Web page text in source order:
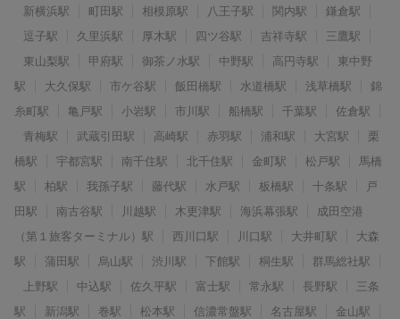
新横浜駅
町田駅 相模原駅 八王子駅 関内駅
鎌倉駅
逗子駅
久里浜駅 厚木駅 四ツ谷駅 吉祥寺駅
三鷹駅
東山梨駅
甲府駅 御茶ノ水駅 中野駅 高円寺駅
東中野
駅
大久保駅 市ケ谷駅 飯田橋駅 水道橋駅 浅草橋駅
錦
糸町駅
亀戸駅 小岩駅 市川駅 船橋駅 千葉駅
佐倉駅
青梅駅
武蔵引田駅 高崎駅 赤羽駅 浦和駅 大宮駅
栗
橋駅
宇都宮駅 南千住駅 北千住駅 金町駅 松戸駅
馬橋
駅
柏駅 我孫子駅 藤代駅 水戸駅 板橋駅 十条駅
戸
田駅
南古谷駅 川越駅 木更津駅 海浜幕張駅
成田空港
（第１旅客ターミナル）駅
西川口駅 川口駅 大井町駅
大森
駅
蒲田駅 烏山駅 渋川駅 下館駅 桐生駅
群馬総社駅
上野駅
中込駅 佐久平駅 富士駅 常永駅 長野駅
三条
駅
新潟駅 巻駅 松本駅 信濃常盤駅 名古屋駅
金山駅